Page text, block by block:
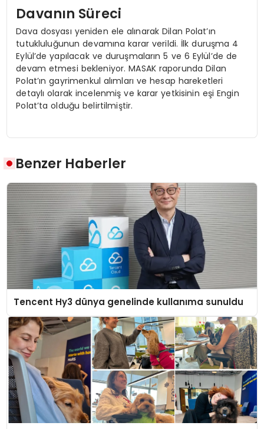
Davanın Süreci
Dava dosyası yeniden ele alınarak Dilan Polat’ın
tutukluluğunun devamına karar verildi. İlk duruşma 4
Eylül’de yapılacak ve duruşmaların 5 ve 6 Eylül’de de
devam etmesi bekleniyor. MASAK raporunda Dilan
Polat’ın gayrimenkul alımları ve hesap hareketleri
detaylı olarak incelenmiş ve karar yetkisinin eşi Engin
Polat’ta olduğu belirtilmiştir.
Benzer Haberler
Tencent Hy3 dünya genelinde kullanıma sunuldu